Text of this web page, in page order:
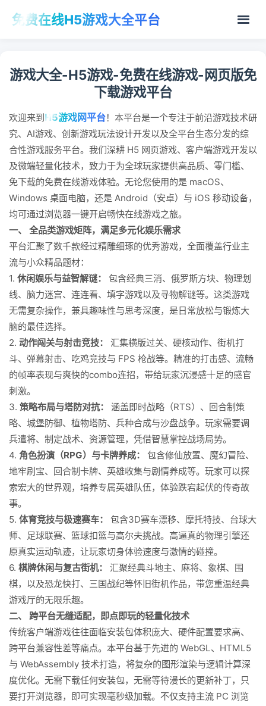
免费在线H5游戏大全平台
游戏大全-H5游戏-免费在线游戏-网页版免
下载游戏平台
欢迎来到H5游戏网平台！本平台是一个专注于前沿游戏技术研
究、AI游戏、创新游戏玩法设计开发以及全平台生态分发的综
合性游戏服务平台。我们深耕 H5 网页游戏、客户端游戏开发以
及微端轻量化技术，致力于为全球玩家提供高品质、零门槛、
免下载的免费在线游戏体验。无论您使用的是 macOS、
Windows 桌面电脑，还是 Android（安卓）与 iOS 移动设备，
均可通过浏览器一键开启畅快在线游戏之旅。
一、 全品类游戏矩阵，满足多元化娱乐需求
平台汇聚了数千款经过精雕细琢的优秀游戏，全面覆盖行业主
流与小众精品题材：
1. 休闲娱乐与益智解谜：
包含经典三消、俄罗斯方块、物理划
线、脑力迷宫、连连看、填字游戏以及寻物解谜等。这类游戏
无需复杂操作，兼具趣味性与思考深度，是日常放松与锻炼大
脑的最佳选择。
2. 动作闯关与射击竞技：
汇集横版过关、硬核动作、街机打
斗、弹幕射击、吃鸡竞技与 FPS 枪战等。精准的打击感、流畅
的帧率表现与爽快的combo连招，带给玩家沉浸感十足的感官
刺激。
3. 策略布局与塔防对抗：
涵盖即时战略（RTS）、回合制策
略、城堡防御、植物塔防、兵种合成与沙盘战争。玩家需要调
兵遣将、制定战术、资源管理，凭借智慧掌控战场局势。
4. 角色扮演（RPG）与卡牌养成：
包含修仙放置、魔幻冒险、
地牢刷宝、回合制卡牌、英雄收集与剧情养成等。玩家可以探
索宏大的世界观，培养专属英雄队伍，体验跌宕起伏的传奇故
事。
5. 体育竞技与极速赛车：
包含3D赛车漂移、摩托特技、台球大
师、足球联赛、篮球扣篮与高尔夫挑战。高逼真的物理引擎还
原真实运动轨迹，让玩家切身体验速度与激情的碰撞。
6. 棋牌休闲与复古街机：
汇聚经典斗地主、麻将、象棋、围
棋，以及恐龙快打、三国战纪等怀旧街机作品，带您重温经典
游戏厅的无限乐趣。
二、 跨平台无缝适配，即点即玩的轻量化技术
传统客户端游戏往往面临安装包体积庞大、硬件配置要求高、
跨平台兼容性差等痛点。本平台基于先进的 WebGL、HTML5
与 WebAssembly 技术打造，将复杂的图形渲染与逻辑计算深
度优化。无需下载任何安装包，无需等待漫长的更新补丁，只
要打开浏览器，即可实现毫秒级加载。不仅支持主流 PC 浏览